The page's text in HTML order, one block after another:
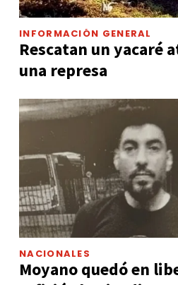
INFORMACIÓN GENERAL
Rescatan un yacaré
una represa
NACIONALES
Moyano quedó en